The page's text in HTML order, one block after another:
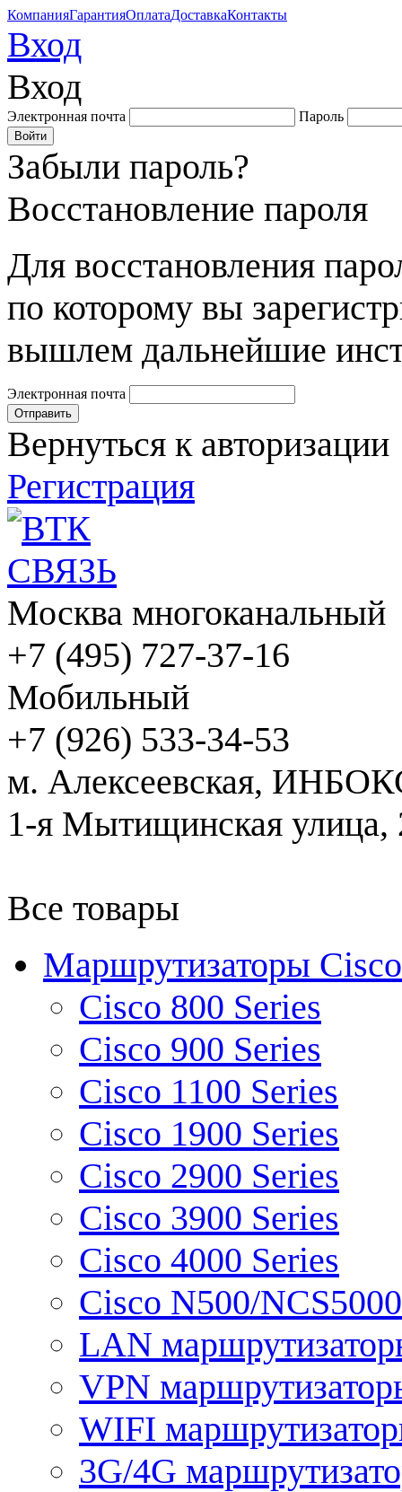
КомпанияГарантияОплатаДоставкаКонтакты
Вход
Вход
Электронная почта Пароль
Забыли пароль?
Восстановление пароля
Для восстановления
по которому вы
вышлем дальнейшие
Электронная почта
Вернуться к авторизации
Регистрация
Москва многоканальный
+7 (495) 727-37-16
Мобильный
+7 (926) 533-34-53
м. Алексеевская,
1-я Мытищинская улица,
Все товары
Маршрутизаторы Cisco
Cisco 800 Series
Cisco 900 Series
Cisco 1100 Series
Cisco 1900 Series
Cisco 2900 Series
Cisco 3900 Series
Cisco 4000 Series
Cisco N500/
LAN
VPN
WIFI
3G/4G